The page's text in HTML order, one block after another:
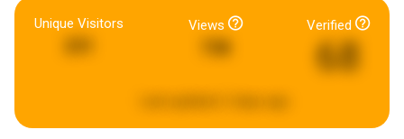
Unique Visitors Views Verified
68